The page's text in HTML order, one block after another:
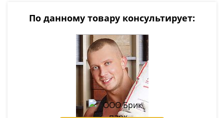
По данному товару консультирует: